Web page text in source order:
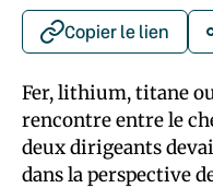
Copier le lien
Fer, lithium, titane
rencontre entre le
deux dirigeants
dans la perspective